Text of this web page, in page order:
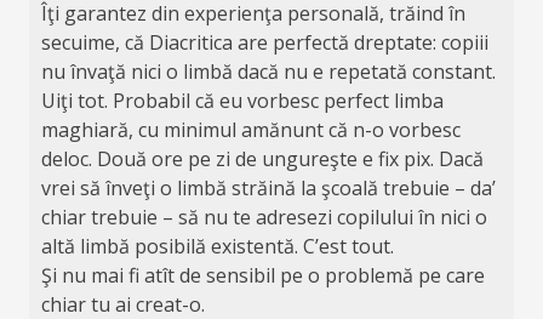
Îţi garantez din experienţa personală, trăind în
secuime, că Diacritica are perfectă dreptate: copiii
nu învaţă nici o limbă dacă nu e repetată constant.
Uiţi tot. Probabil că eu vorbesc perfect limba
maghiară, cu minimul amănunt că n-o vorbesc
deloc. Două ore pe zi de ungureşte e fix pix. Dacă
vrei să înveţi o limbă străină la şcoală trebuie – da’
chiar trebuie – să nu te adresezi copilului în nici o
altă limbă posibilă existentă. C’est tout.
Şi nu mai fi atît de sensibil pe o problemă pe care
chiar tu ai creat-o.